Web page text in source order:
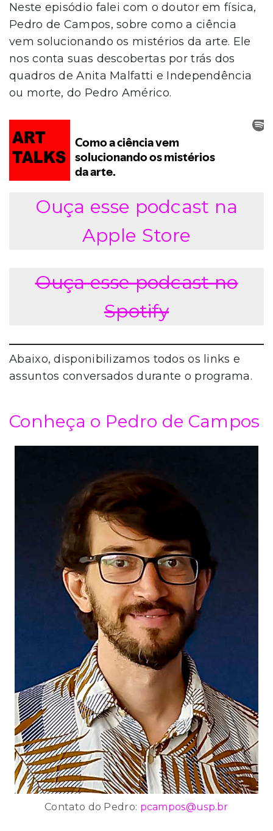
Neste episódio falei com o doutor em física,
Pedro de Campos, sobre como a ciência
vem solucionando os mistérios da arte. Ele
nos conta suas descobertas por trás dos
quadros de Anita Malfatti e Independência
ou morte, do Pedro Américo.
Ouça esse podcast na
Apple Store
Ouça esse podcast no
Spotify
Abaixo, disponibilizamos todos os links e
assuntos conversados durante o programa.
Conheça o Pedro de Campos
Contato do Pedro: pcampos@usp.br